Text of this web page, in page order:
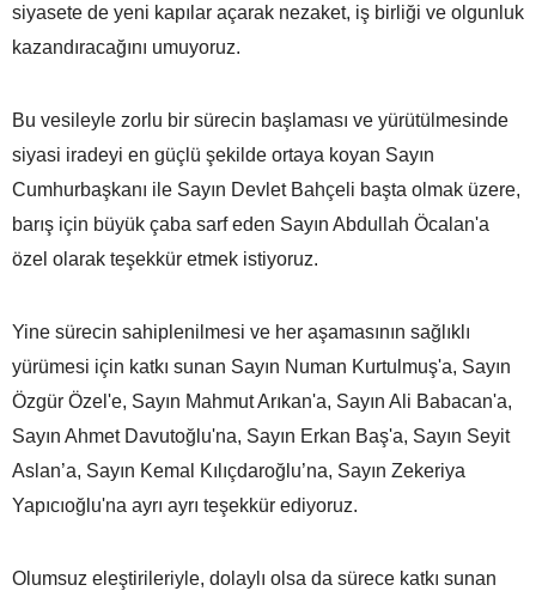
siyasete de yeni kapılar açarak nezaket, iş birliği ve olgunluk
kazandıracağını umuyoruz.
Bu vesileyle zorlu bir sürecin başlaması ve yürütülmesinde
siyasi iradeyi en güçlü şekilde ortaya koyan Sayın
Cumhurbaşkanı ile Sayın Devlet Bahçeli başta olmak üzere,
barış için büyük çaba sarf eden Sayın Abdullah Öcalan'a
özel olarak teşekkür etmek istiyoruz.
Yine sürecin sahiplenilmesi ve her aşamasının sağlıklı
yürümesi için katkı sunan Sayın Numan Kurtulmuş'a, Sayın
Özgür Özel'e, Sayın Mahmut Arıkan'a, Sayın Ali Babacan'a,
Sayın Ahmet Davutoğlu'na, Sayın Erkan Baş'a, Sayın Seyit
Aslan’a, Sayın Kemal Kılıçdaroğlu’na, Sayın Zekeriya
Yapıcıoğlu'na ayrı ayrı teşekkür ediyoruz.
Olumsuz eleştirileriyle, dolaylı olsa da sürece katkı sunan